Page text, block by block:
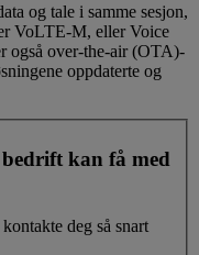
og tale i samme sesjon,
VoLTE-M, eller Voice
også over-the-air (OTA)-
oppdaterte og
kan få med
deg så snart